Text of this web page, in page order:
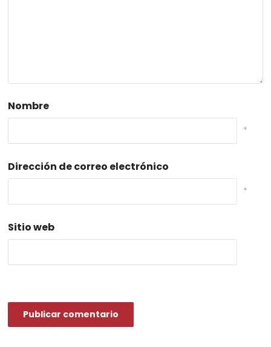
Nombre
*
Dirección de correo electrónico
*
Sitio web